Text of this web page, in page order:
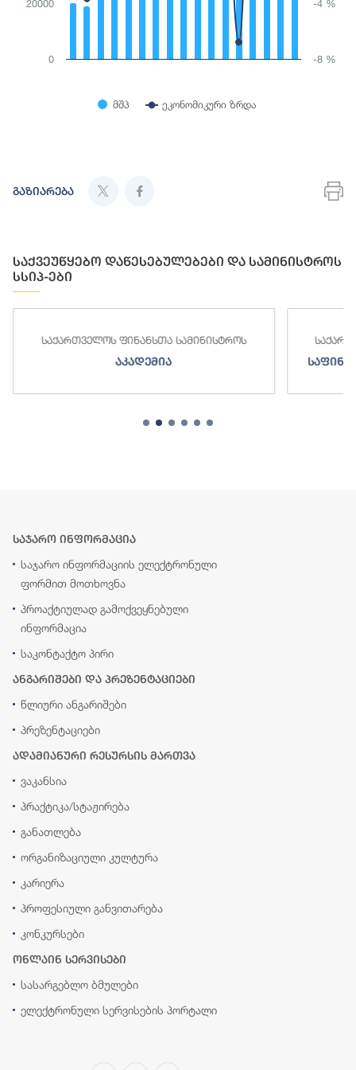
მშპ ეკონომიკური ზრდა
0
20000
-8 %
-4 %
გაზიარება
საქვეუწყებო დაწესებულებები და სამინისტროს
სსიპ-ები
საქართველოს ფინანსთა სამინისტროს
აკადემია
საჯარო ინფორმაცია
საჯარო ინფორმაციის ელექტრონული
ფორმით მოთხოვნა
პროაქტიულად გამოქვეყნებული
ინფორმაცია
საკონტაქტო პირი
ანგარიშები და პრეზენტაციები
წლიური ანგარიშები
პრეზენტაციები
ადამიანური რესურსის მართვა
ვაკანსია
პრაქტიკა/სტაჟირება
განათლება
ორგანიზაციული კულტურა
კარიერა
პროფესიული განვითარება
კონკურსები
ონლაინ სერვისები
სასარგებლო ბმულები
ელექტრონული სერვისების პორტალი